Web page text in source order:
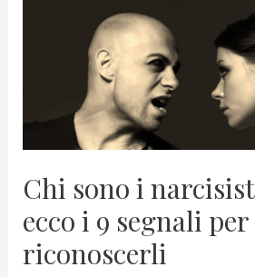
Chi sono i
ecco i 9 segnali per
riconoscerli
ecco
segnali
per
riconoscerli